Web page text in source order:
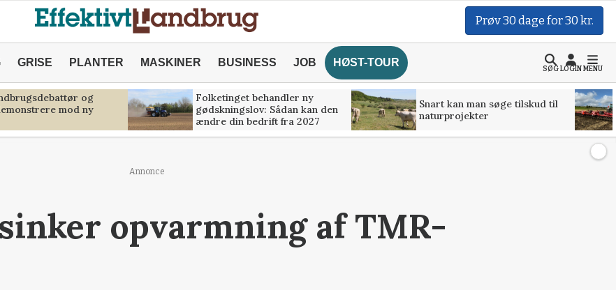
Prøv 30 dage for 30 kr.
GRISE PLANTER MASKINER BUSINESS JOB HØST-TOUR
SØGLOGINMENU
og
mod ny
Folketinget behandler ny
gødskningslov: Sådan kan den
ændre din bedrift fra 2027
Snart kan man søge tilskud til
naturprojekter
Annonce
opvarmning af TMR-